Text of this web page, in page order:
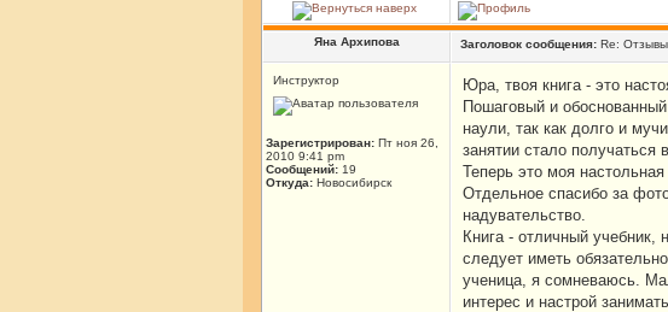
Яна Архипова Заголовок сообщения: Re:
Инструктор
Зарегистрирован: Пт ноя 26,
2010 9:41 pm
Сообщений: 19
Откуда: Новосибирск
Юра, твоя книга - это
Пошаговый и
наули, так как долго и
занятии стало
Теперь это моя
Отдельное спасибо за
надувательство.
Книга - отличный учебник,
следует иметь
ученица, я сомневаюсь.
интерес и настрой